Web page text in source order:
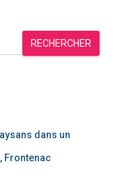
RECHERCHER
dans un
Frontenac